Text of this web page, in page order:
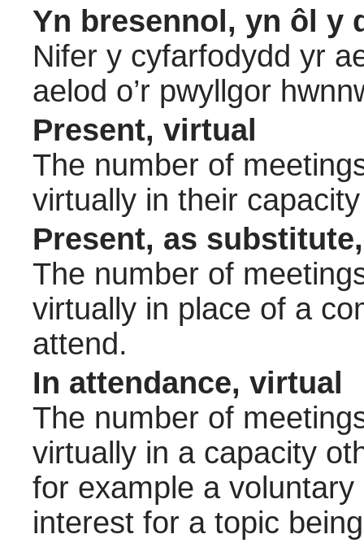
Yn bresennol, yn ôl y
Nifer y cyfarfodydd yr
aelod o’r pwyllgor
Present, virtual
The number of
virtually in their
Present, as
The number of
virtually in place of a
attend.
In attendance, virtual
The number of
virtually in a capacity
for example a
interest for a topic